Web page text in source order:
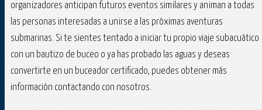
organizadores anticipan futuros eventos similares y animan a todas
las personas interesadas a unirse a las próximas aventuras
submarinas. Si te sientes tentado a iniciar tu propio viaje subacuático
con un bautizo de buceo o ya has probado las aguas y deseas
convertirte en un buceador certificado, puedes obtener más
información contactando con nosotros.